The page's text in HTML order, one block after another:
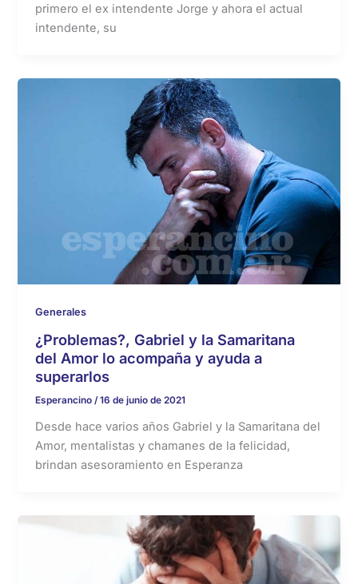
primero el ex intendente Jorge y ahora el actual
intendente, su
Generales
¿Problemas?, Gabriel y la Samaritana
del Amor lo acompaña y ayuda a
superarlos
Esperancino/16 de junio de 2021
Desde hace varios años Gabriel y la Samaritana del
Amor, mentalistas y chamanes de la felicidad,
brindan asesoramiento en Esperanza